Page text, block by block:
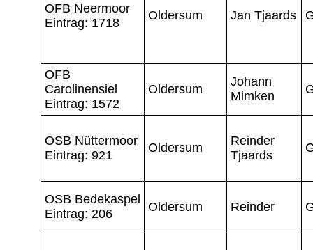
OFB Neermoor
Eintrag: 1718
Oldersum Jan Tjaards
OFB
Carolinensiel
Eintrag: 1572
Oldersum
Johann
Mimken
OSB Nüttermoor
Eintrag: 921
Oldersum
Reinder
Tjaards
OSB Bedekaspel
Eintrag: 206
Oldersum Reinder